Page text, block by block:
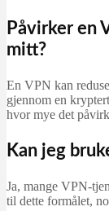
Påvirker en
mitt?
En VPN kan
gjennom en
hvor mye det
Kan jeg
Ja, mange VPN-
til dette formålet,